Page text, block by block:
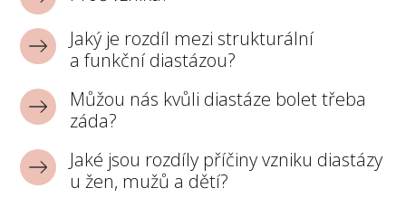
Jaký je rozdíl mezi strukturální
a funkční diastázou?
Můžou nás kvůli diastáze bolet třeba
záda?
Jaké jsou rozdíly příčiny vzniku diastázy
u žen, mužů a dětí?